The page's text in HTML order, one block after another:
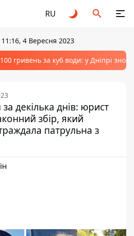
RU
11:16, 4 Вересня 2023
гривень за куб води: у Дніпрі
декілька днів: юрист
збір, який
патрульна з